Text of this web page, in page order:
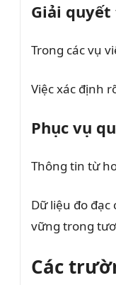
Giải
Trong các vụ
Việc xác định
Phục vụ
Thông tin từ
Dữ liệu đo
vững trong
Các